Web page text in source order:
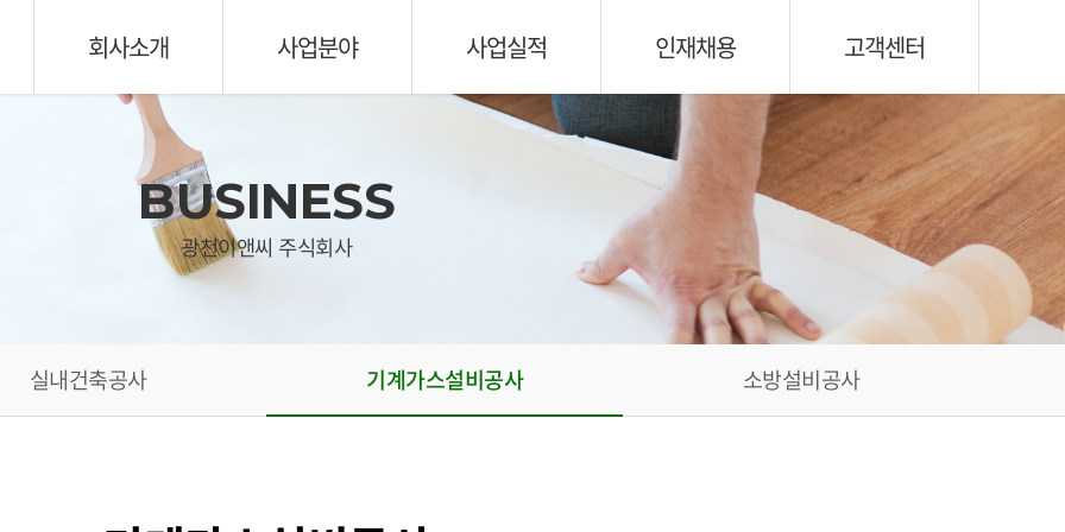
회사소개 사업분야 사업실적 인재채용 고객센터
BUSINESS
광천이앤씨 주식회사
실내건축공사 기계가스설비공사 소방설비공사